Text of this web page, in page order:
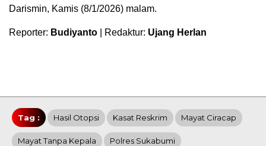
Darismin, Kamis (8/1/2026) malam.
Reporter: Budiyanto | Redaktur: Ujang Herlan
Tag : Hasil Otopsi Kasat Reskrim Mayat Ciracap
Mayat Tanpa Kepala Polres Sukabumi